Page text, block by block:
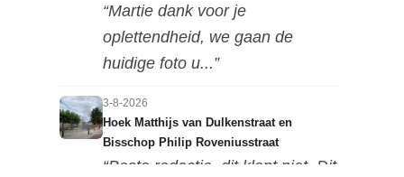
“Martie dank voor je
oplettendheid, we gaan de
huidige foto u...”
3-8-2026
Hoek Matthijs van Dulkenstraat en
Bisschop Philip Roveniusstraat
“Beste redactie, dit klopt niet. Dit